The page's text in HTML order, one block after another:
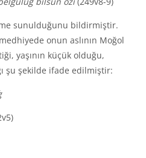
sunulduğunu bildirmiştir.
onun aslının Moğol
yaşının küçük olduğu,
şu şekilde ifade edilmiştir: